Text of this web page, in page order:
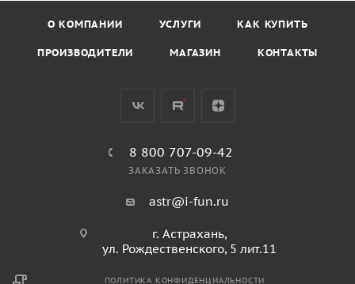
О КОМПАНИИ УСЛУГИ КАК КУПИТЬ
ПРОИЗВОДИТЕЛИ МАГАЗИН КОНТАКТЫ
8 800 707-09-42
ЗАКАЗАТЬ ЗВОНОК
astr@i-fun.ru
г. Астрахань,
ул. Рождественского, 5 лит.11
ПОЛИТИКА КОНФИДЕНЦИАЛЬНОСТИ